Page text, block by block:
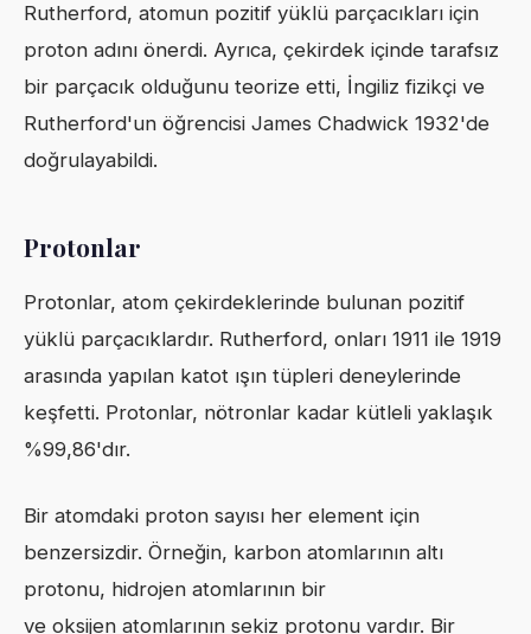
Rutherford, atomun pozitif yüklü parçacıkları için
proton adını önerdi. Ayrıca, çekirdek içinde tarafsız
bir parçacık olduğunu teorize etti, İngiliz fizikçi ve
Rutherford'un öğrencisi James Chadwick 1932'de
doğrulayabildi.
Protonlar
Protonlar, atom çekirdeklerinde bulunan pozitif
yüklü parçacıklardır. Rutherford, onları 1911 ile 1919
arasında yapılan katot ışın tüpleri deneylerinde
keşfetti. Protonlar, nötronlar kadar kütleli yaklaşık
%99,86'dır.
Bir atomdaki proton sayısı her element için
benzersizdir. Örneğin, karbon atomlarının altı
protonu, hidrojen atomlarının bir
ve oksijen atomlarının sekiz protonu vardır. Bir